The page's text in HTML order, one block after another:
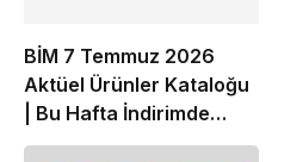
BİM 7 Temmuz 2026
Aktüel Ürünler Kataloğu
| Bu Hafta İndirimde
Olan Ürünler